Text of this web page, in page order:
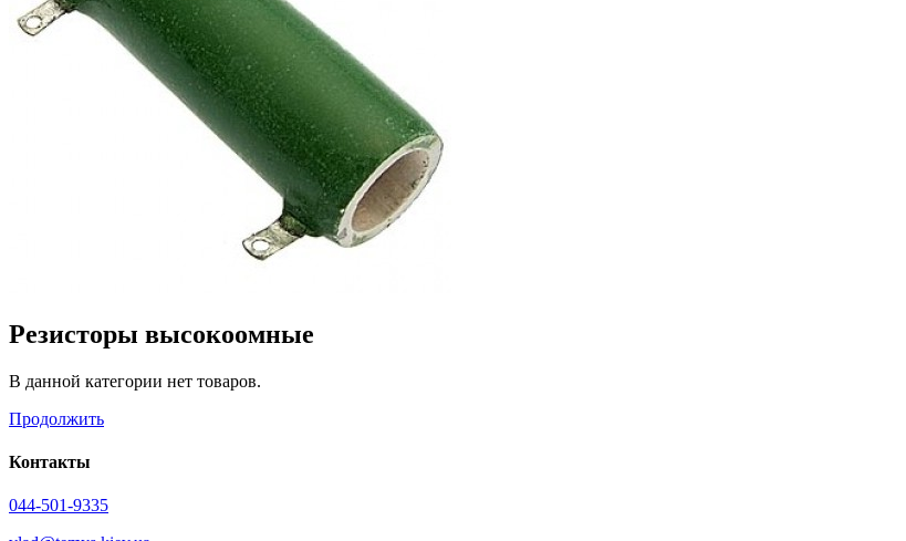
Резисторы высокоомные
В данной категории нет товаров.
Продолжить
Контакты
044-501-9335